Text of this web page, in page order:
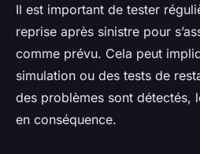
Il est important de tester
reprise après sinistre pour
comme prévu. Cela peut
simulation ou des tests de
des problèmes sont détectés,
en conséquence.